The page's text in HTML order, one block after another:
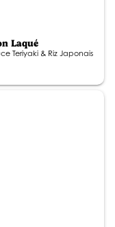
Laqué
Teriyaki & Riz Japonais